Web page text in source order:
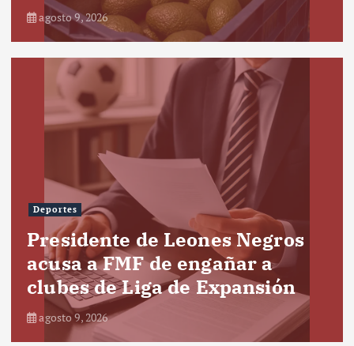
agosto 9, 2026
Deportes
Presidente de Leones Negros
acusa a FMF de engañar a
clubes de Liga de Expansión
agosto 9, 2026